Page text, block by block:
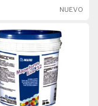
NUEVO